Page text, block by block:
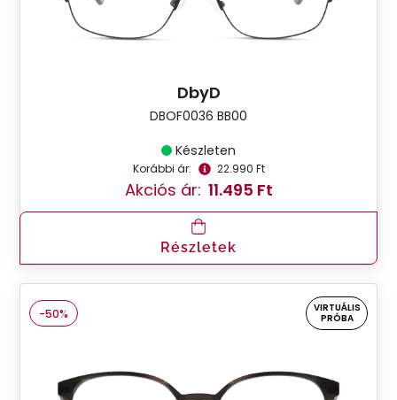
DbyD
DBOF0036 BB00
Készleten
Korábbi ár: 22.990 Ft
Akciós ár: 11.495 Ft
Részletek
-50%
VIRTUÁLIS
PRÓBA